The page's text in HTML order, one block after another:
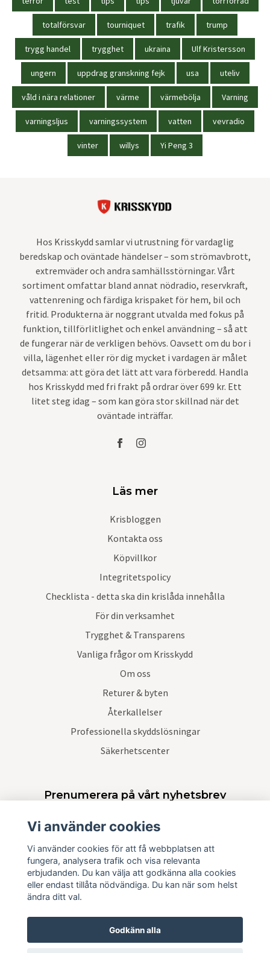
totalförsvar tourniquet trafik trump
trygg handel trygghet ukraina Ulf Kristersson
ungern uppdrag granskning fejk usa uteliv
våld i nära relationer värme värmebölja Varning
varningsljus varningssystem vatten vevradio
vinter willys Yi Peng 3
Hos Krisskydd samlar vi utrustning för vardaglig
beredskap och oväntade händelser – som strömavbrott,
extremväder och andra samhällsstörningar. Vårt
sortiment omfattar bland annat nödradio, reservkraft,
vattenrening och färdiga krispaket för hem, bil och
fritid. Produkterna är noggrant utvalda med fokus på
funktion, tillförlitlighet och enkel användning – så att
de fungerar när de verkligen behövs. Oavsett om du bor i
villa, lägenhet eller rör dig mycket i vardagen är målet
detsamma: att göra det lätt att vara förberedd. Handla
hos Krisskydd med fri frakt på ordrar över 699 kr. Ett
litet steg idag – som kan göra stor skillnad när det
oväntade inträffar.
Läs mer
Krisbloggen
Kontakta oss
Köpvillkor
Integritetspolicy
Checklista - detta ska din krislåda innehålla
För din verksamhet
Trygghet & Transparens
Vanliga frågor om Krisskydd
Om oss
Returer & byten
Återkallelser
Professionella skyddslösningar
Säkerhetscenter
Prenumerera på vårt nyhetsbrev
Vi använder cookies
Vi använder cookies för att få webbplatsen att
fungera, analysera trafik och visa relevanta
erbjudanden. Du kan välja att godkänna alla cookies
eller endast tillåta nödvändiga. Du kan när som helst
ändra ditt val.
Godkänn alla